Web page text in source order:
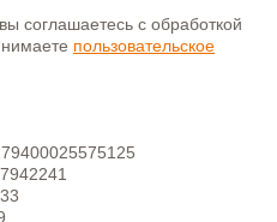
соглашаетесь с обработкой
пользовательское